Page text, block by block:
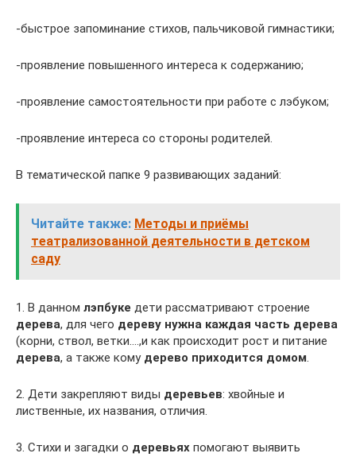
-быстрое запоминание стихов, пальчиковой гимнастики;
-проявление повышенного интереса к содержанию;
-проявление самостоятельности при работе с лэбуком;
-проявление интереса со стороны родителей.
В тематической папке 9 развивающих заданий:
Читайте также: Методы и приёмы
театрализованной деятельности в детском
саду
1. В данном лэпбуке дети рассматривают строение
дерева, для чего дереву нужна каждая часть дерева
(корни, ствол, ветки….,и как происходит рост и питание
дерева, а также кому дерево приходится домом.
2. Дети закрепляют виды деревьев: хвойные и
лиственные, их названия, отличия.
3. Стихи и загадки о деревьях помогают выявить